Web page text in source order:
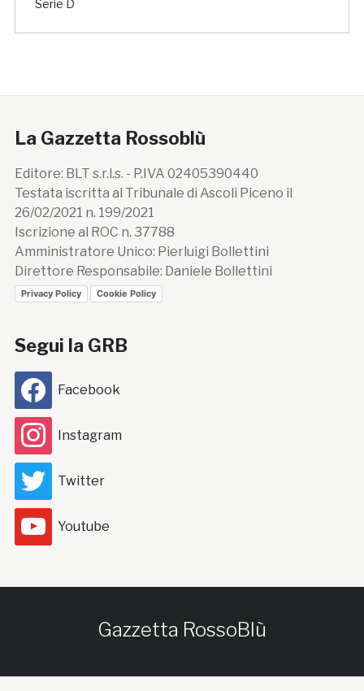
Serie D
La Gazzetta Rossoblù
Editore: BLT s.r.l.s. - P.IVA 02405390440
Testata iscritta al Tribunale di Ascoli Piceno il
26/02/2021 n. 199/2021
Iscrizione al ROC n. 37788
Amministratore Unico: Pierluigi Bollettini
Direttore Responsabile: Daniele Bollettini
Privacy Policy Cookie Policy
Segui la GRB
Facebook
Instagram
Twitter
Youtube
Gazzetta RossoBlù